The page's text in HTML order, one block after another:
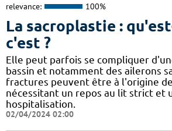
relevance: 100%
La sacroplastie :
c'est ?
Elle peut parfois se compliquer
bassin et notamment des ailerons
fractures peuvent être à l'origine
nécessitant un repos au lit strict et
hospitalisation.
02/04/2024 02:00